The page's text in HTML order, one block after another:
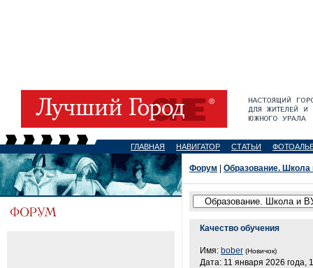
ГЛАВНАЯ НАВИГАТОР СТАТЬИ
Форум Образование. Школа
Качество обучения
Имя: bober (Новичок)
Дата: 11 января 2026 года,